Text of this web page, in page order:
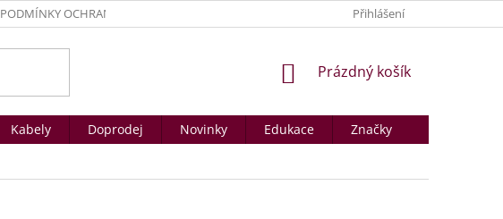
PODMÍNKY OCHRANY OSOBNÍCH ÚDAJŮ PRODÁVANÉ ZNAČKY KONTAKTY A
Přihlášení
NÁKUPNÍ
Prázdný košík
Kabely Doprodej Novinky Edukace
Značky